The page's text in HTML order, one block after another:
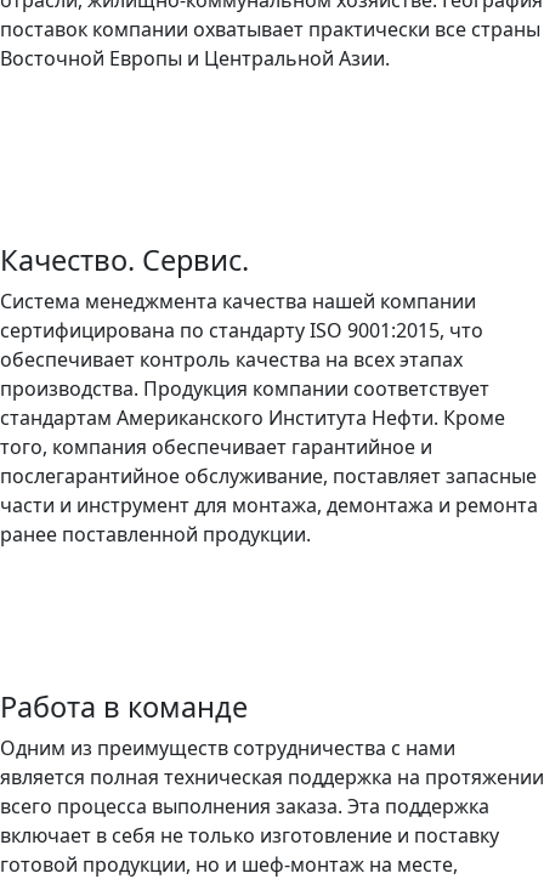
поставок компании охватывает практически все страны
Восточной Европы и Центральной Азии.
Качество. Сервис.
Система менеджмента качества нашей компании
сертифицирована по стандарту ISO 9001:2015, что
обеспечивает контроль качества на всех этапах
производства. Продукция компании соответствует
стандартам Американского Института Нефти. Кроме
того, компания обеспечивает гарантийное и
послегарантийное обслуживание, поставляет запасные
части и инструмент для монтажа, демонтажа и ремонта
ранее поставленной продукции.
Работа в команде
Одним из преимуществ сотрудничества с нами
является полная техническая поддержка на протяжении
всего процесса выполнения заказа. Эта поддержка
включает в себя не только изготовление и поставку
готовой продукции, но и шеф-монтаж на месте,